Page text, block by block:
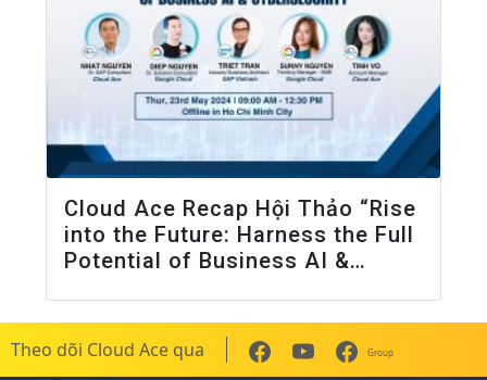
Cloud Ace Recap Hội Thảo “Rise
into the Future: Harness the Full
Potential of Business AI &
Theo dõi Cloud Ace qua Group